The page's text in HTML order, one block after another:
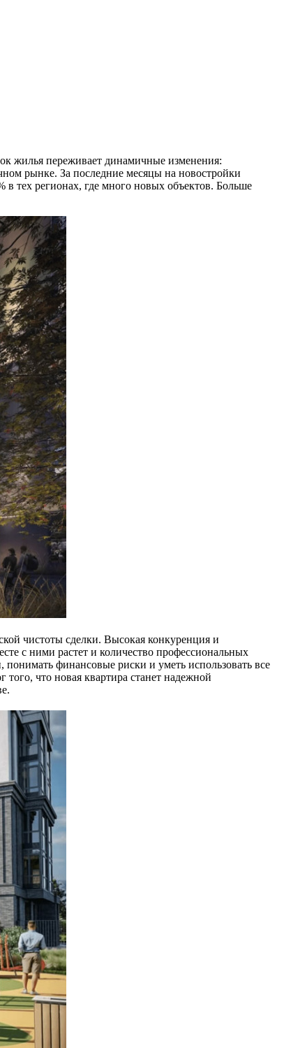
жилья переживает динамичные изменения:
рынке. За последние месяцы на новостройки
в тех регионах, где много новых объектов. Больше
чистоты сделки. Высокая конкуренция и
с ними растет и количество профессиональных
финансовые риски и уметь использовать все
что новая квартира станет надежной